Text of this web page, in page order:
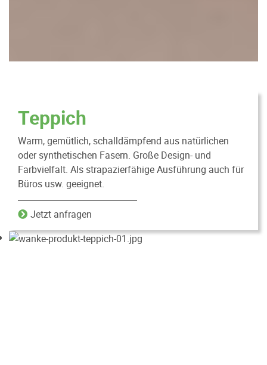
Teppich
Warm, gemütlich, schalldämpfend aus natürlichen
oder synthetischen Fasern. Große Design- und
Farbvielfalt. Als strapazierfähige Ausführung auch für
Büros usw. geeignet.
Jetzt anfragen